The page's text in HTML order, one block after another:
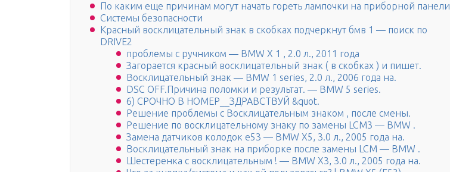
По каким еще причинам могут начать гореть лампочки на приборной панели
Системы безопасности
Красный восклицательный знак в скобках подчеркнут бмв 1 — поиск по
DRIVE2
проблемы с ручником — BMW X 1 , 2.0 л., 2011 года
Загорается красный восклицательный знак ( в скобках ) и пишет.
Восклицательный знак — BMW 1 series, 2.0 л., 2006 года на.
DSC OFF.Причина поломки и результат. — BMW 5 series.
6) СРОЧНО В НОМЕР__ЗДРАВСТВУЙ &quot.
Решение проблемы с Восклицательным знаком , после смены.
Решение по восклицательному знаку по замены LCM3 — BMW .
Замена датчиков колодок e53 — BMW X5, 3.0 л., 2005 года на.
Восклицательный знак на приборке после замены LCM — BMW .
Шестеренка с восклицательным ! — BMW X3, 3.0 л., 2005 года на.